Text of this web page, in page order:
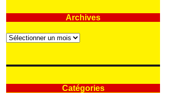
Archives
Archives
Catégories